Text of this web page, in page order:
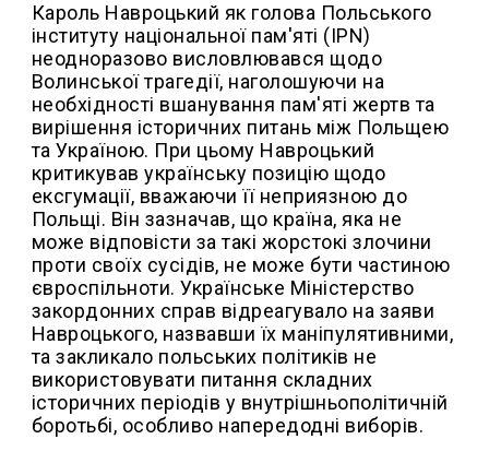
Кароль Навроцький як голова Польського
інституту національної пам'яті (IPN)
неодноразово висловлювався щодо
Волинської трагедії, наголошуючи на
необхідності вшанування пам'яті жертв та
вирішення історичних питань між Польщею
та Україною. При цьому Навроцький
критикував українську позицію щодо
ексгумації, вважаючи її неприязною до
Польщі. Він зазначав, що країна, яка не
може відповісти за такі жорстокі злочини
проти своїх сусідів, не може бути частиною
євроспільноти. Українське Міністерство
закордонних справ відреагувало на заяви
Навроцького, назвавши їх маніпулятивними,
та закликало польських політиків не
використовувати питання складних
історичних періодів у внутрішньополітичній
боротьбі, особливо напередодні виборів.